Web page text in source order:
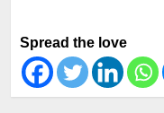
Spread the love